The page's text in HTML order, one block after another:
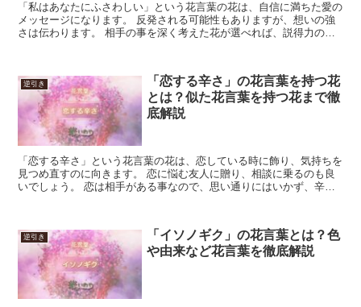
「私はあなたにふさわしい」という花言葉の花は、自信に満ちた愛の
メッセージになります。 反発される可能性もありますが、想いの強
さは伝わります。 相手の事を深く考えた花が選べれば、説得力のあ
逆引き
「恋する辛さ」の花言葉を持つ花
とは？似た花言葉を持つ花まで徹
底解説
「恋する辛さ」という花言葉の花は、恋している時に飾り、気持ちを
見つめ直すのに向きます。 恋に悩む友人に贈り、相談に乗るのも良
いでしょう。 恋は相手がある事なので、思い通りにはいかず、辛い
逆引き
「イソノギク」の花言葉とは？色
や由来など花言葉を徹底解説